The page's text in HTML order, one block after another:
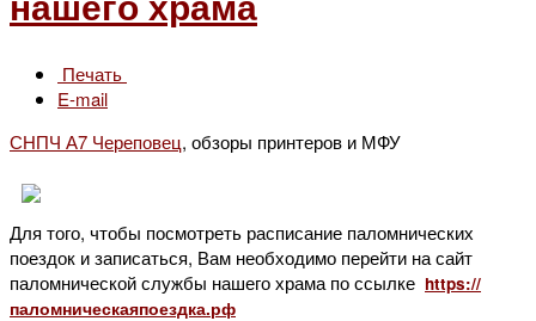
Печать
E-mail
СНПЧ А7 Череповец, обзоры принтеров и МФУ
Для того, чтобы посмотреть расписание паломнических
поездок и записаться, Вам необходимо перейти на сайт
паломнической службы нашего храма по ссылке https://
паломническаяпоездка.рф